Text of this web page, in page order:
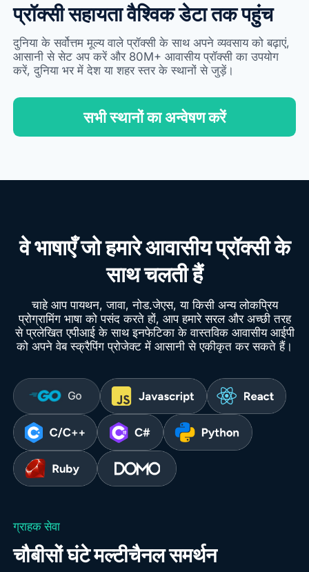
प्रॉक्सी सहायता वैश्विक डेटा तक पहुंच
दुनिया के सर्वोत्तम मूल्य वाले प्रॉक्सी के साथ अपने व्यवसाय को बढ़ाएं,
आसानी से सेट अप करें और 80M+ आवासीय प्रॉक्सी का उपयोग
करें, दुनिया भर में देश या शहर स्तर के स्थानों से जुड़ें।
सभी स्थानों का अन्वेषण करें
वे भाषाएँ जो हमारे आवासीय प्रॉक्सी के
साथ चलती हैं
चाहे आप पायथन, जावा, नोड.जेएस, या किसी अन्य लोकप्रिय
प्रोग्रामिंग भाषा को पसंद करते हों, आप हमारे सरल और अच्छी तरह
से प्रलेखित एपीआई के साथ इनफेटिका के वास्तविक आवासीय आईपी
को अपने वेब स्क्रैपिंग प्रोजेक्ट में आसानी से एकीकृत कर सकते हैं।
ग्राहक सेवा
चौबीसों घंटे मल्टीचैनल समर्थन